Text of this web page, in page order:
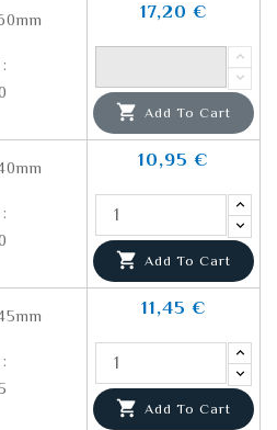
17,20 €
 Add To Cart
10,95 €
 Add To Cart
11,45 €
 Add To Cart